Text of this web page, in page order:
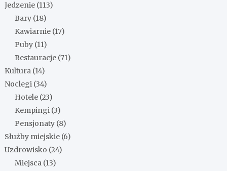
Jedzenie (113)
Bary (18)
Kawiarnie (17)
Puby (11)
Restauracje (71)
Kultura (14)
Noclegi (34)
Hotele (23)
Kempingi (3)
Pensjonaty (8)
Służby miejskie (6)
Uzdrowisko (24)
Miejsca (13)